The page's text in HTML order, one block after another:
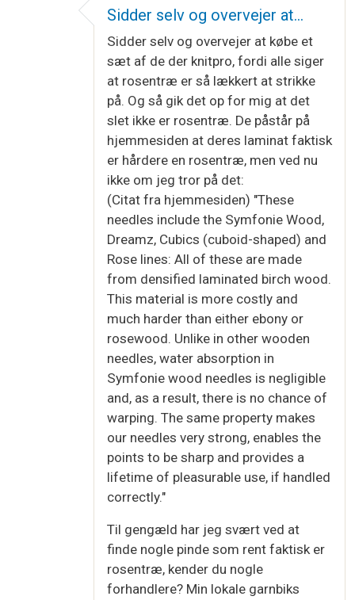
Sidder selv og overvejer at…
Sidder selv og overvejer at købe et
sæt af de der knitpro, fordi alle siger
at rosentræ er så lækkert at strikke
på. Og så gik det op for mig at det
slet ikke er rosentræ. De påstår på
hjemmesiden at deres laminat faktisk
er hårdere en rosentræ, men ved nu
ikke om jeg tror på det:
(Citat fra hjemmesiden) "These
needles include the Symfonie Wood,
Dreamz, Cubics (cuboid-shaped) and
Rose lines: All of these are made
from densified laminated birch wood.
This material is more costly and
much harder than either ebony or
rosewood. Unlike in other wooden
needles, water absorption in
Symfonie wood needles is negligible
and, as a result, there is no chance of
warping. The same property makes
our needles very strong, enables the
points to be sharp and provides a
lifetime of pleasurable use, if handled
correctly."
Til gengæld har jeg svært ved at
finde nogle pinde som rent faktisk er
rosentræ, kender du nogle
forhandlere? Min lokale garnbiks